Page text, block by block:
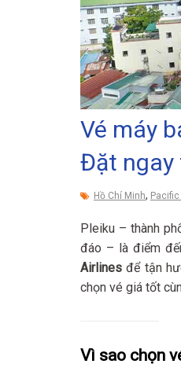
Vé máy
Đặt ngay
Hồ Chí Minh,
Pleiku – thành
đáo – là điểm
Airlines để tận
chọn vé giá tốt
Vì sao chọn